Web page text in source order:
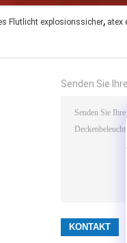
Flutlicht explosionssicher, atex
Senden Sie